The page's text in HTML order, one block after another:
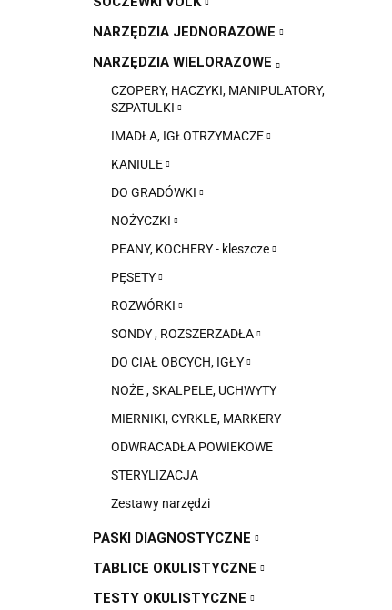
NARZĘDZIA JEDNORAZOWE
NARZĘDZIA WIELORAZOWE
CZOPERY, HACZYKI, MANIPULATORY,
SZPATULKI
IMADŁA, IGŁOTRZYMACZE
KANIULE
DO GRADÓWKI
NOŻYCZKI
PEANY, KOCHERY - kleszcze
PĘSETY
ROZWÓRKI
SONDY , ROZSZERZADŁA
DO CIAŁ OBCYCH, IGŁY
NOŻE , SKALPELE, UCHWYTY
MIERNIKI, CYRKLE, MARKERY
ODWRACADŁA POWIEKOWE
STERYLIZACJA
Zestawy narzędzi
PASKI DIAGNOSTYCZNE
TABLICE OKULISTYCZNE
TESTY OKULISTYCZNE